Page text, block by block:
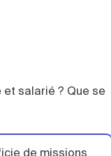
salarié ? Que se
de missions